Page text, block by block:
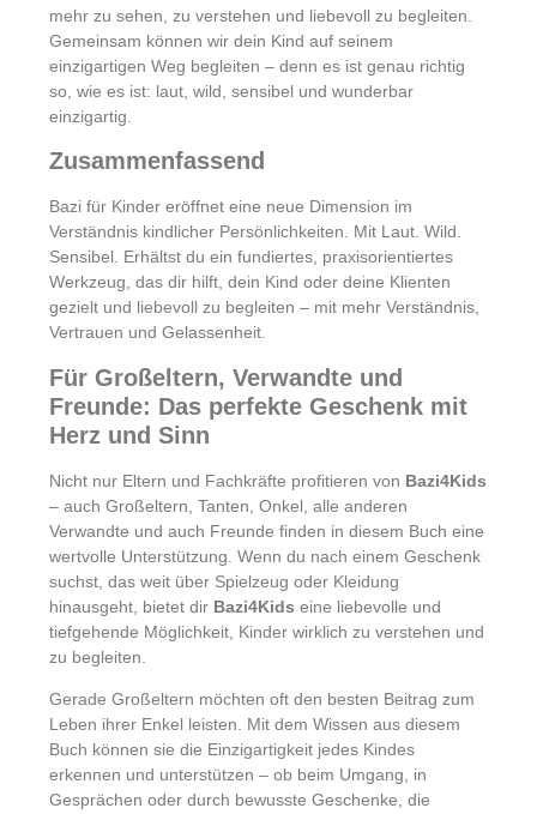
mehr zu sehen, zu verstehen und liebevoll zu begleiten.
Gemeinsam können wir dein Kind auf seinem
einzigartigen Weg begleiten – denn es ist genau richtig
so, wie es ist: laut, wild, sensibel und wunderbar
einzigartig.
Zusammenfassend
Bazi für Kinder eröffnet eine neue Dimension im
Verständnis kindlicher Persönlichkeiten. Mit Laut. Wild.
Sensibel. Erhältst du ein fundiertes, praxisorientiertes
Werkzeug, das dir hilft, dein Kind oder deine Klienten
gezielt und liebevoll zu begleiten – mit mehr Verständnis,
Vertrauen und Gelassenheit.
Für Großeltern, Verwandte und
Freunde: Das perfekte Geschenk mit
Herz und Sinn
Nicht nur Eltern und Fachkräfte profitieren von Bazi4Kids
– auch Großeltern, Tanten, Onkel, alle anderen
Verwandte und auch Freunde finden in diesem Buch eine
wertvolle Unterstützung. Wenn du nach einem Geschenk
suchst, das weit über Spielzeug oder Kleidung
hinausgeht, bietet dir Bazi4Kids eine liebevolle und
tiefgehende Möglichkeit, Kinder wirklich zu verstehen und
zu begleiten.
Gerade Großeltern möchten oft den besten Beitrag zum
Leben ihrer Enkel leisten. Mit dem Wissen aus diesem
Buch können sie die Einzigartigkeit jedes Kindes
erkennen und unterstützen – ob beim Umgang, in
Gesprächen oder durch bewusste Geschenke, die